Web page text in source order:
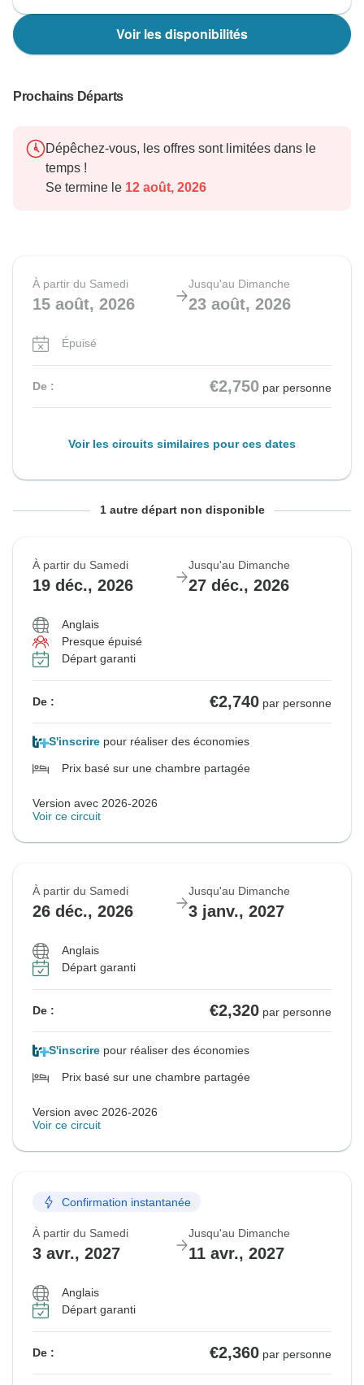
Voir les disponibilités
Prochains Départs
Dépêchez-vous, les offres sont limitées dans le
temps !
Se termine le 12 août, 2026
À partir du Samedi
15 août, 2026
Jusqu'au Dimanche
23 août, 2026
Épuisé
De : €2,750 par personne
Voir les circuits similaires pour ces dates
À partir du Samedi Jusqu'au Dimanche
Épuisé
Voir les circuits similaires pour ces dates
1 autre départ non disponible
À partir du Samedi
19 déc., 2026
Jusqu'au Dimanche
27 déc., 2026
Anglais
Presque épuisé
Départ garanti
De : €2,740 par personne
S'inscrire pour réaliser des économies
Prix basé sur une chambre partagée
Version avec 2026-2026
Voir ce circuit
À partir du Samedi
26 déc., 2026
Jusqu'au Dimanche
3 janv., 2027
Anglais
Départ garanti
De : €2,320 par personne
S'inscrire pour réaliser des économies
Prix basé sur une chambre partagée
Version avec 2026-2026
Voir ce circuit
Confirmation instantanée
À partir du Samedi
3 avr., 2027
Jusqu'au Dimanche
11 avr., 2027
Anglais
Départ garanti
De : €2,360 par personne